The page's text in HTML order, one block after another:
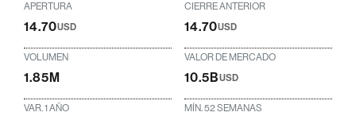
APERTURA
14.70USD
CIERRE ANTERIOR
14.70USD
VOLUMEN
1.85M
VALOR DE MERCADO
10.5BUSD
VAR. 1 AÑO MÍN. 52 SEMANAS